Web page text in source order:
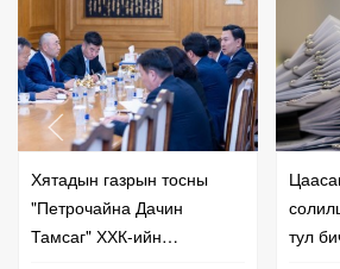
Хятадын газрын тосны
"Петрочайна Дачин
Тамсаг" ХХК-ийн
тул